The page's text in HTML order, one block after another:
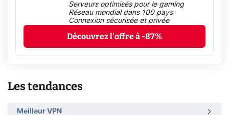
Serveurs optimisés pour le gaming
Réseau mondial dans 100 pays
Connexion sécurisée et privée
Découvrez l'offre à -87%
Les tendances
Meilleur VPN